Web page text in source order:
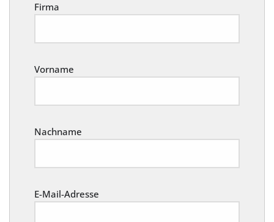
Firma
Vorname
Nachname
E-Mail-Adresse